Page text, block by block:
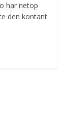
har netop
den kontant